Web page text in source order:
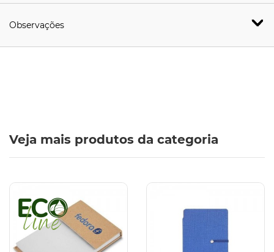
Observações
Veja mais produtos da categoria